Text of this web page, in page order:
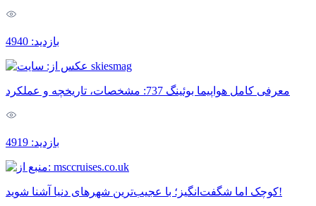
بازدید: 4940
معرفی کامل هواپیما بوئینگ 737: مشخصات، تاریخچه و عملکرد
بازدید: 4919
کوچک اما شگفت‌انگیز؛ با عجیب‌ترین شهرهای دنیا آشنا شوید!